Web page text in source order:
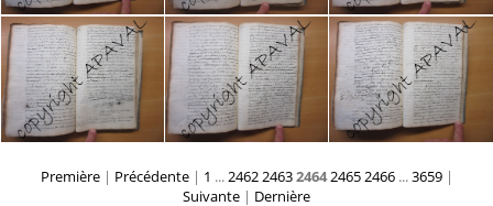
Première| Précédente| 1 ...24622463246424652466...3659 |
Suivante | Dernière